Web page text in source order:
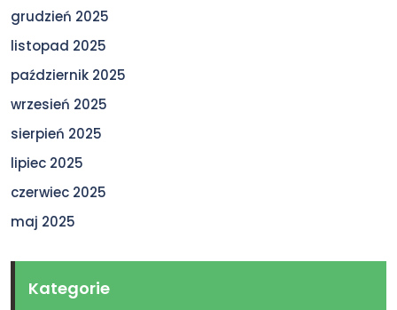
grudzień 2025
listopad 2025
październik 2025
wrzesień 2025
sierpień 2025
lipiec 2025
czerwiec 2025
maj 2025
Kategorie